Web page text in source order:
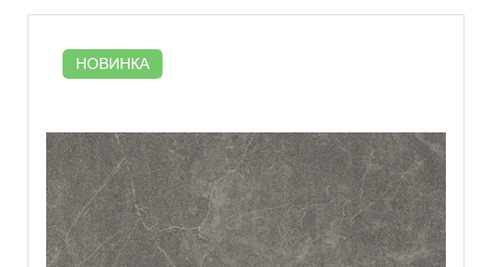
НОВИНКА